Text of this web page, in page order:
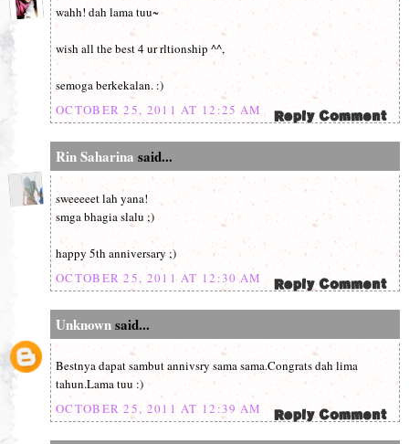
wahh! dah lama tuu~
wish all the best 4 ur rltionship ^^,
semoga berkekalan. :)
OCTOBER 25, 2011 AT 12:25 AM
Rin Saharina said...
sweeeeet lah yana!
smga bhagia slalu ;)
happy 5th anniversary ;)
OCTOBER 25, 2011 AT 12:30 AM
Unknownsaid...
Bestnya dapat sambut annivsry sama sama.Congrats dah lima
tahun.Lama tuu :)
OCTOBER 25, 2011 AT 12:39 AM